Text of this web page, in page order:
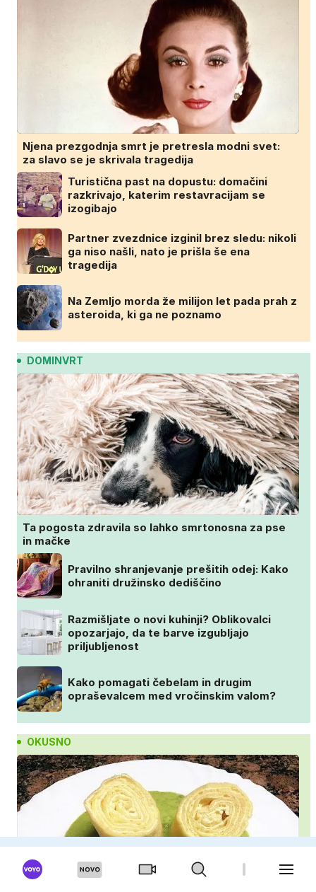
Njena prezgodnja smrt je pretresla modni svet:
za slavo se je skrivala tragedija
Turistična past na dopustu: domačini
razkrivajo, katerim restavracijam se
izogibajo
Partner zvezdnice izginil brez sledu: nikoli
ga niso našli, nato je prišla še ena
tragedija
Na Zemljo morda že milijon let pada prah z
asteroida, ki ga ne poznamo
DOMINVRT
Ta pogosta zdravila so lahko smrtonosna za pse
in mačke
Pravilno shranjevanje prešitih odej: Kako
ohraniti družinsko dediščino
Razmišljate o novi kuhinji? Oblikovalci
opozarjajo, da te barve izgubljajo
priljubljenost
Kako pomagati čebelam in drugim
opraševalcem med vročinskim valom?
OKUSNO